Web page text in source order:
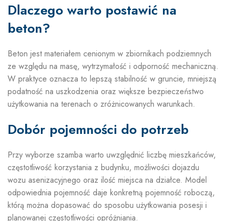
Dlaczego warto postawić na
beton?
Beton jest materiałem cenionym w zbiornikach podziemnych
ze względu na masę, wytrzymałość i odporność mechaniczną.
W praktyce oznacza to lepszą stabilność w gruncie, mniejszą
podatność na uszkodzenia oraz większe bezpieczeństwo
użytkowania na terenach o zróżnicowanych warunkach.
Dobór pojemności do potrzeb
Przy wyborze szamba warto uwzględnić liczbę mieszkańców,
częstotliwość korzystania z budynku, możliwości dojazdu
wozu asenizacyjnego oraz ilość miejsca na działce. Model
odpowiednia pojemność daje konkretną pojemność roboczą,
którą można dopasować do sposobu użytkowania posesji i
planowanej częstotliwości opróżniania.